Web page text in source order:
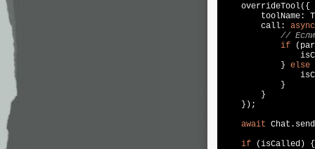
    overrideTool({
toolName:
        call:
async
// Если
if
            }
else
            }
        }
    });
await
if (isCalled) {